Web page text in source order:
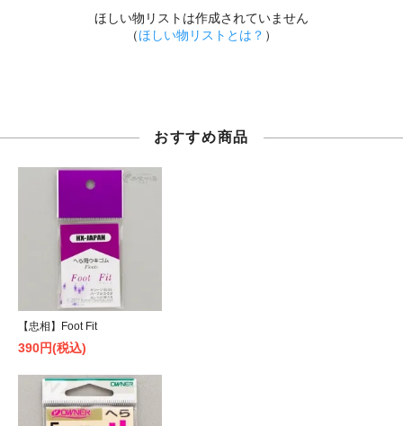
ほしい物リストは作成されていません
（ほしい物リストとは？ ）
おすすめ商品
【忠相】Foot Fit
390円(税込)